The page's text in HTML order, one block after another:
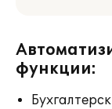
функции: